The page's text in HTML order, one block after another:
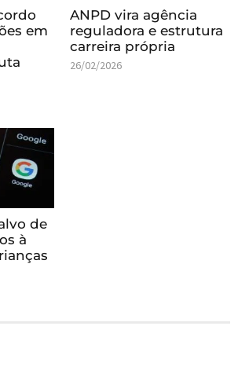
em
ANPD vira agência
reguladora e estrutura
carreira própria
26/02/2026
de
à